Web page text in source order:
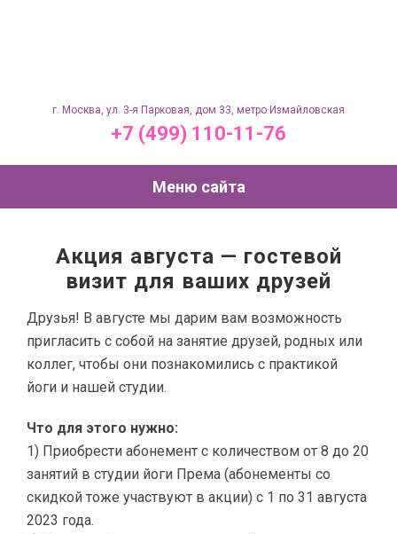
г. Москва, ул. 3-я Парковая, дом 33, метро Измайловская
+7 (499) 110-11-76
Меню сайта
Акция августа — гостевой
визит для ваших друзей
Друзья! В августе мы дарим вам возможность
пригласить с собой на занятие друзей, родных или
коллег, чтобы они познакомились с практикой
йоги и нашей студии.
Что для этого нужно:
1) Приобрести абонемент с количеством от 8 до 20
занятий в студии йоги Према (абонементы со
скидкой тоже участвуют в акции) с 1 по 31 августа
2023 года.